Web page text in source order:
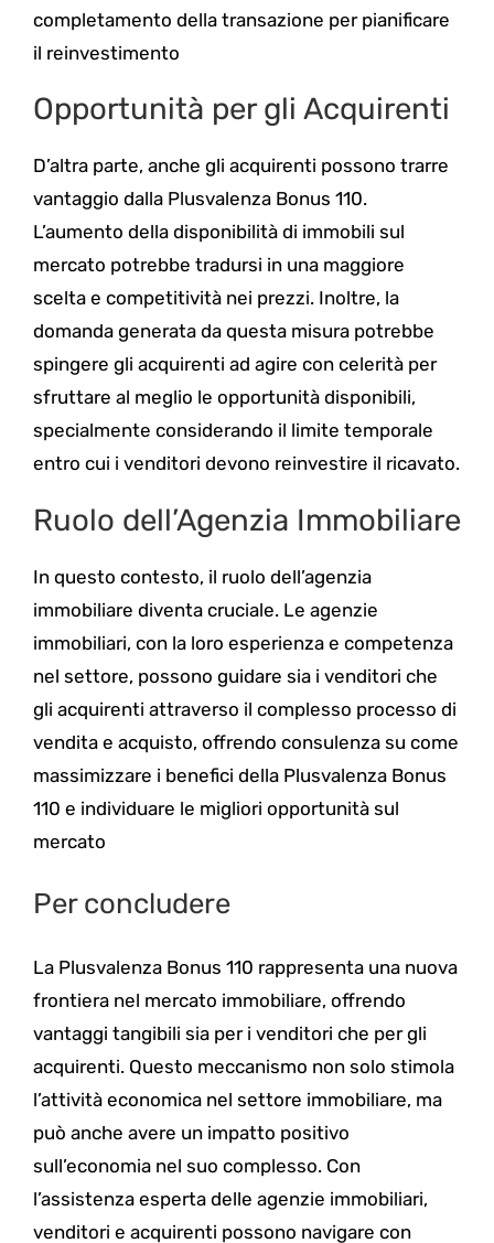
completamento della transazione per pianificare
il reinvestimento
Opportunità per gli Acquirenti
D’altra parte, anche gli acquirenti possono trarre
vantaggio dalla Plusvalenza Bonus 110.
L’aumento della disponibilità di immobili sul
mercato potrebbe tradursi in una maggiore
scelta e competitività nei prezzi. Inoltre, la
domanda generata da questa misura potrebbe
spingere gli acquirenti ad agire con celerità per
sfruttare al meglio le opportunità disponibili,
specialmente considerando il limite temporale
entro cui i venditori devono reinvestire il ricavato.
Ruolo dell’Agenzia Immobiliare
In questo contesto, il ruolo dell’agenzia
immobiliare diventa cruciale. Le agenzie
immobiliari, con la loro esperienza e competenza
nel settore, possono guidare sia i venditori che
gli acquirenti attraverso il complesso processo di
vendita e acquisto, offrendo consulenza su come
massimizzare i benefici della Plusvalenza Bonus
110 e individuare le migliori opportunità sul
mercato
Per concludere
La Plusvalenza Bonus 110 rappresenta una nuova
frontiera nel mercato immobiliare, offrendo
vantaggi tangibili sia per i venditori che per gli
acquirenti. Questo meccanismo non solo stimola
l’attività economica nel settore immobiliare, ma
può anche avere un impatto positivo
sull’economia nel suo complesso. Con
l’assistenza esperta delle agenzie immobiliari,
venditori e acquirenti possono navigare con